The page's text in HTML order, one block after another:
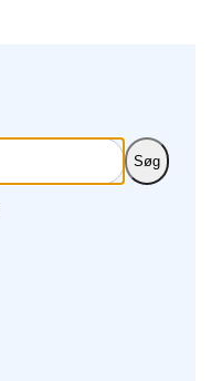
Søg